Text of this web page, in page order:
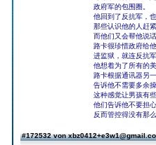
政府军的包围圈。
他回到了反抗军，
那些认识他的人赶
而他们又会帮他说
路卡很珍惜政府给
进监狱，就连反抗
他想着为了所有的
路卡根据通讯器另
告诉他不需要多余
这种感觉让男孩有
他们告诉他不要担
反而管控得没有那
#172532 von